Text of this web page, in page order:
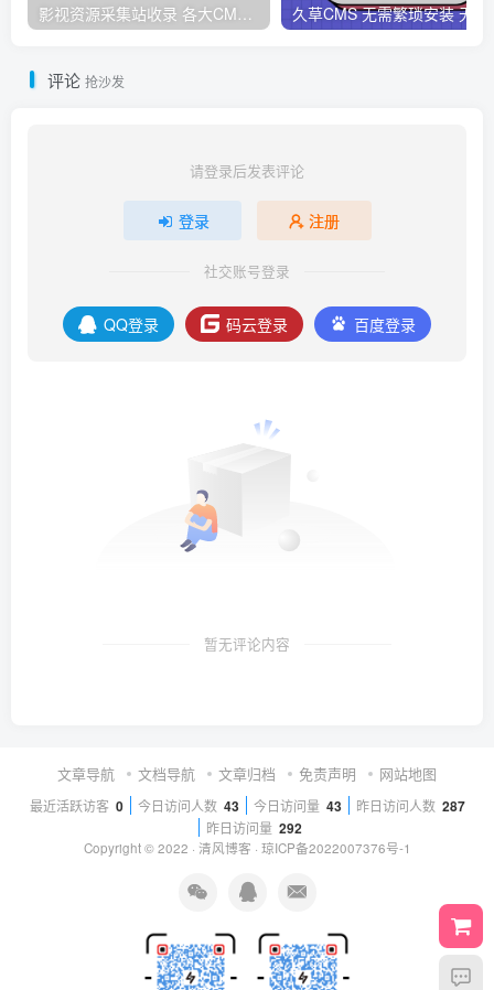
影视资源采集站收录 各大CMS采集资源站网址合集
评论 抢沙发
请登录后发表评论
登录 注册
社交账号登录
QQ登录 码云登录 百度登录
暂无评论内容
文章导航 文档导航 文章归档 免责声明 网站地图
最近活跃访客 0 今日访问人数 43 今日访问量 43 昨日访问人数 287
昨日访问量 292
Copyright © 2022 · 清风博客 · 琼ICP备2022007376号-1